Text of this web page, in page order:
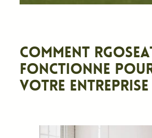
Comment
fonctionne
votre entreprise